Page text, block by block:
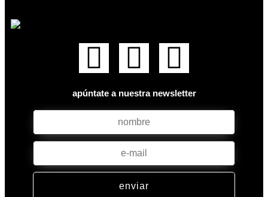
apúntate a nuestra newsletter
enviar